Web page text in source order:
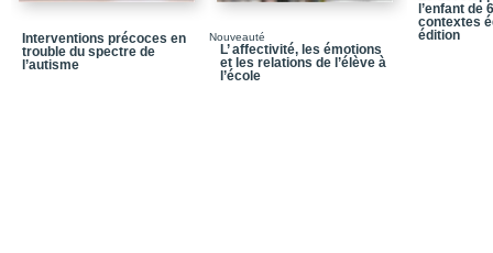
Index des auteurs
Index thématique
Interventions précoces en
trouble du spectre de
l’autisme
Nouveauté
L’ affectivité, les émotions
et les relations de l’élève à
l’école
l’enfant de
contextes
édition